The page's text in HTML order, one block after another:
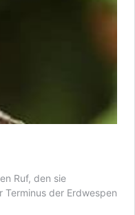
Ruf, den sie
der Erdwespen